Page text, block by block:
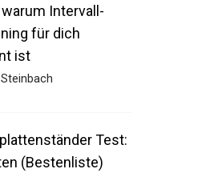
Intervall-
für dich
ist
Test:
(Bestenliste)